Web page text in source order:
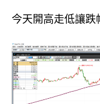
今天開高走低讓跌